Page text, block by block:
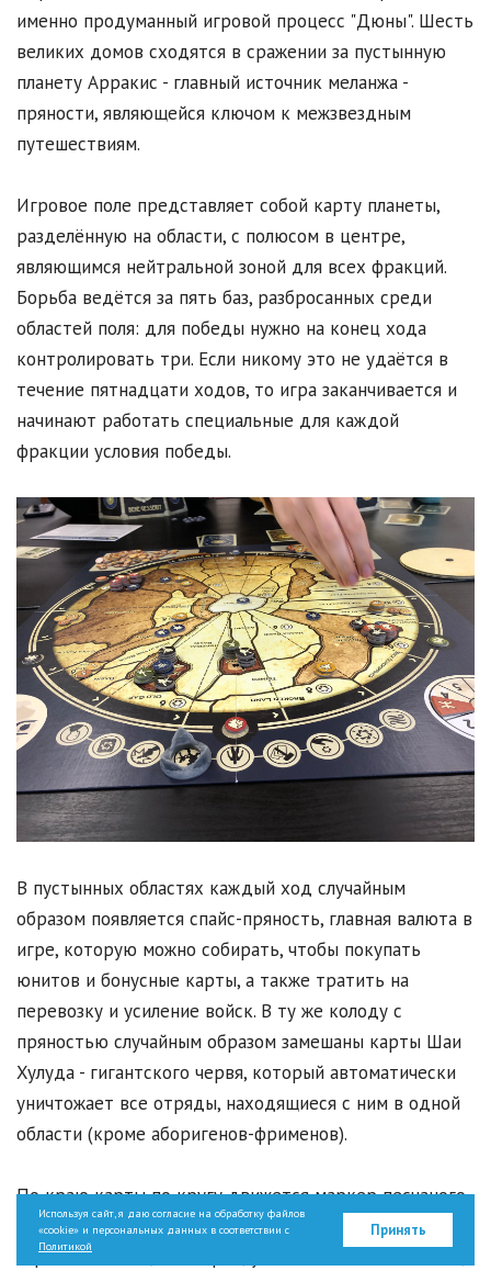
именно продуманный игровой процесс "Дюны". Шесть
великих домов сходятся в сражении за пустынную
планету Арракис - главный источник меланжа -
пряности, являющейся ключом к межзвездным
путешествиям.
Игровое поле представляет собой карту планеты,
разделённую на области, с полюсом в центре,
являющимся нейтральной зоной для всех фракций.
Борьба ведётся за пять баз, разбросанных среди
областей поля: для победы нужно на конец хода
контролировать три. Если никому это не удаётся в
течение пятнадцати ходов, то игра заканчивается и
начинают работать специальные для каждой
фракции условия победы.
В пустынных областях каждый ход случайным
образом появляется спайс-пряность, главная валюта в
игре, которую можно собирать, чтобы покупать
юнитов и бонусные карты, а также тратить на
перевозку и усиление войск. В ту же колоду с
пряностью случайным образом замешаны карты Шаи
Хулуда - гигантского червя, который автоматически
уничтожает все отряды, находящиеся с ним в одной
области (кроме аборигенов-фрименов).
По краю карты по кругу движется маркер песчаного
шторма, который каждый ход определяет первого
игрока и так же, как червь, уничтожает всех юнитов,
Используя сайт, я даю согласие на обработку файлов
«cookie» и персональных данных в соответствии с
Политикой
Принять